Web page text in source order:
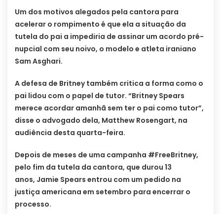
Um dos motivos alegados pela cantora para
acelerar o rompimento é que ela a situação da
tutela do pai a impediria de assinar um acordo pré-
nupcial com seu noivo, o modelo e atleta iraniano
Sam Asghari.
A defesa de Britney também critica a forma como o
pai lidou com o papel de tutor. “Britney Spears
merece acordar amanhã sem ter o pai como tutor”,
disse o advogado dela, Matthew Rosengart, na
audiência desta quarta-feira.
Depois de meses de uma campanha #FreeBritney,
pelo fim da tutela da cantora, que durou 13
anos, Jamie Spears entrou com um pedido na
justiça americana em setembro para encerrar o
processo.